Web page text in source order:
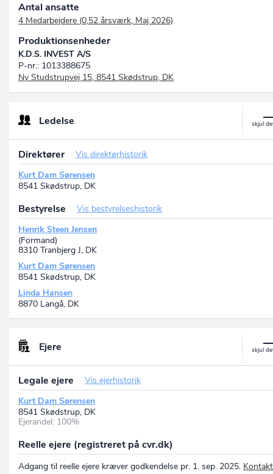
Antal ansatte
4 Medarbejdere (0,52 årsværk, Maj 2026)
Produktionsenheder
K.D.S. INVEST A/S
P-nr.: 1013388675
Ny Studstrupvej 15, 8541 Skødstrup, DK
Ledelse
Direktører
Vis direktørhistorik
Kurt Dam Sørensen
8541 Skødstrup, DK
Bestyrelse
Vis bestyrelseshistorik
Henrik Steen Jensen
(Formand)
8310 Tranbjerg J, DK
Kurt Dam Sørensen
8541 Skødstrup, DK
Linda Hansen
8870 Langå, DK
Ejere
Legale ejere
Vis ejerhistorik
Kurt Dam Sørensen
8541 Skødstrup, DK
Ejerandel: 100%
Reelle ejere (registreret på cvr.dk)
Adgang til reelle ejere kræver godkendelse pr. 1. sep. 2025.